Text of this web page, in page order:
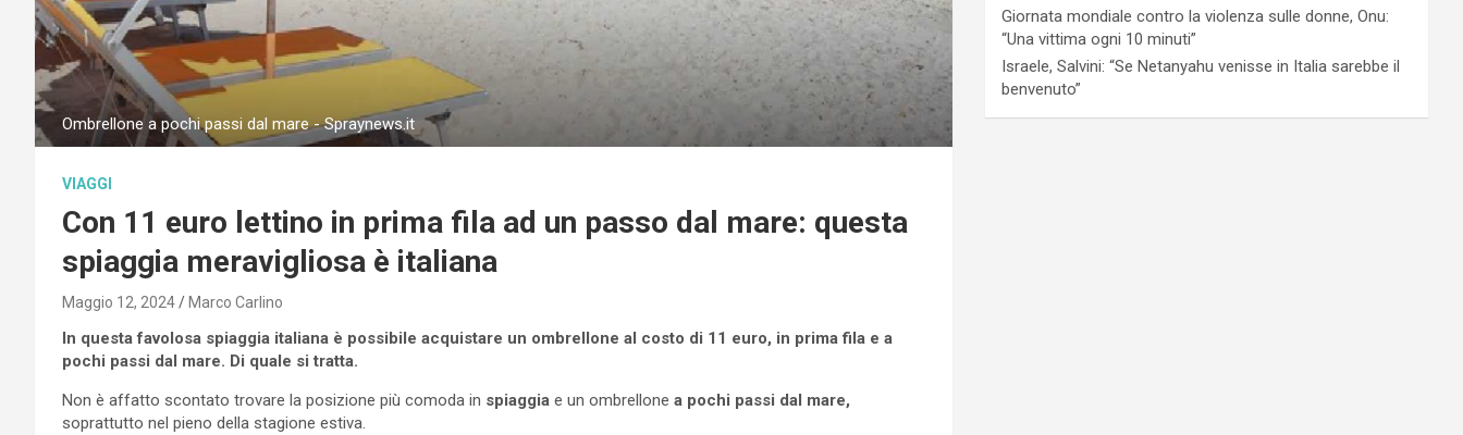
Ombrellone a pochi passi dal mare - Spraynews.it
VIAGGI
Con 11 euro lettino in prima fila ad un passo dal mare: questa
spiaggia meravigliosa è italiana
Maggio 12, 2024 Marco Carlino
In questa favolosa spiaggia italiana è possibile acquistare un ombrellone al costo di 11 euro, in prima fila e a
pochi passi dal mare. Di quale si tratta.
Non è affatto scontato trovare la posizione più comoda in spiaggia e un ombrellone a pochi passi dal mare,
soprattutto nel pieno della stagione estiva.
Giornata mondiale contro la violenza sulle donne, Onu:
“Una vittima ogni 10 minuti”
Israele, Salvini: “Se Netanyahu venisse in Italia sarebbe il
benvenuto”